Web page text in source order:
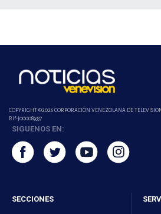
COPYRIGHT ©2026 CORPORACIÓN VENEZOLANA DE
Rif-j000089337
SIGUENOS EN:
SECCIONES